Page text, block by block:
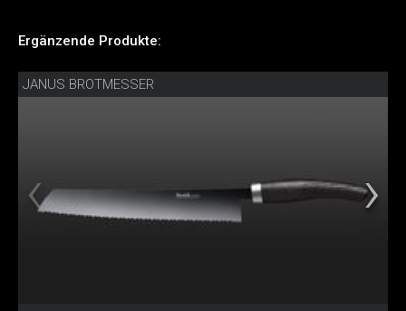
Ergänzende Produkte:
JANUS BROTMESSER